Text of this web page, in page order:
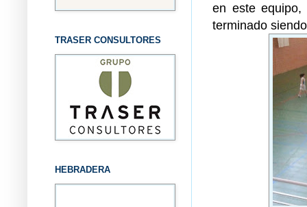
en este equipo,
terminado
TRASER CONSULTORES
HEBRADERA